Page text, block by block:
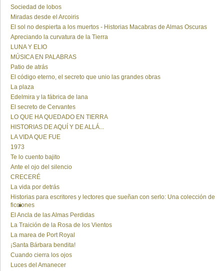
Sociedad de lobos
Miradas desde el Arcoiris
El sol no despierta a los muertos - Historias Macabras de Almas Oscuras
Apreciando la curvatura de la Tierra
LUNA Y ELIO
MÚSICA EN PALABRAS
Patio de atrás
El código eterno, el secreto que unio las grandes obras
La plaza
Edelmira y la fábrica de lana
El secreto de Cervantes
LO QUE HA QUEDADO EN TIERRA
HISTORIAS DE AQUÍ Y DE ALLÁ...
LA VIDA QUE FUE
1973
Te lo cuento bajito
Ante el ojo del silencio
CRECERÉ
La vida por detrás
Historias para escritores y lectores que sueñan con serlo: Una colección de
ficciones
El Ancla de las Almas Perdidas
La Traición de la Rosa de los Vientos
La marea de Port Royal
¡Santa Bárbara bendita!
Cuando cierra los ojos
Luces del Amanecer